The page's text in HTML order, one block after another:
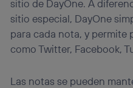
sitio de DayOne. A
sitio especial, DayOne
para cada nota, y permite
como Twitter, Facebook,
Las notas se pueden